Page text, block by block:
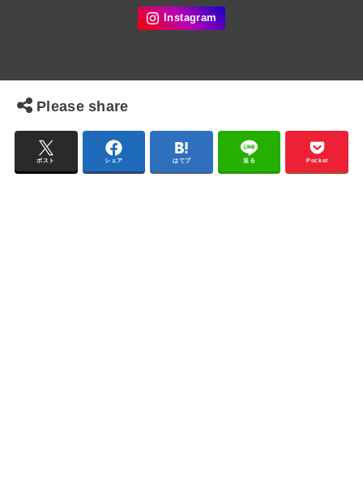
Please share
ポスト シェア はてブ 送る Pocket